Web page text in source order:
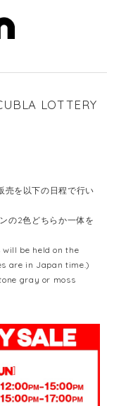
LOTTERY
売を以下の日程で行い
の2色どちらか一体を
will be held on the
are in Japan time.)
gray or moss